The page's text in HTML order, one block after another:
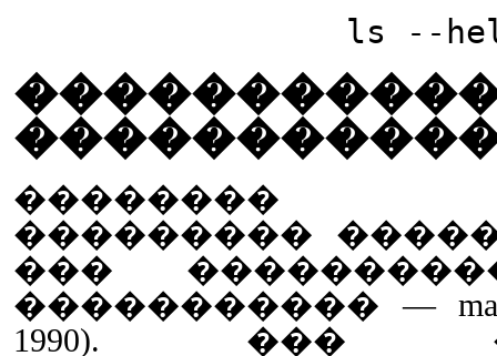
ls --
��������
���������
���
����������� — manual
1990). ���